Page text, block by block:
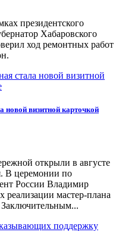
президентского
Хабаровского
ход ремонтных работ
новой визитной карточкой
открыли в августе
В церемонии по
России Владимир
реализации мастер-плана